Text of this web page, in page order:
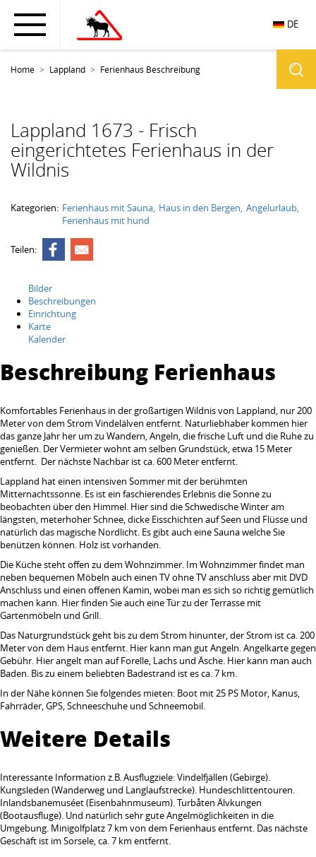
DE
Home Lappland Ferienhaus Beschreibung
Lappland 1673 - Frisch
eingerichtetes Ferienhaus in der
Wildnis
Kategorien: Ferienhaus mit Sauna Haus in den Bergen Angelurlaub
Ferienhaus mit hund
Teilen:
Bilder
Beschreibungen
Einrichtung
Karte
Kalender
Beschreibung Ferienhaus
Komfortables Ferienhaus in der großartigen Wildnis von Lappland, nur 200
Meter von dem Strom Vindelälven entfernt. Naturliebhaber kommen hier
das ganze Jahr her um zu Wandern, Angeln, die frische Luft und die Ruhe zu
genießen. Der Vermieter wohnt am selben Grundstück, etwa 15 Meter
entfernt. Der nächste Nachbar ist ca. 600 Meter entfernt.
Lappland hat einen intensiven Sommer mit der berühmten
Mitternachtssonne. Es ist ein faschierendes Erlebnis die Sonne zu
beobachten über den Himmel. Hier sind die Schwedische Winter am
längsten, meterhoher Schnee, dicke Eisschichten auf Seen und Flüsse und
natürlich das magische Nordlicht. Es gibt auch eine Sauna welche Sie
benützen können. Holz ist vorhanden.
Die Küche steht offen zu dem Wohnzimmer. Im Wohnzimmer findet man
neben bequemen Möbeln auch einen TV ohne TV anschluss aber mit DVD
Anschluss und einen offenen Kamin, wobei man es sich so richtig gemütlich
machen kann. Hier finden Sie auch eine Tür zu der Terrasse mit
Gartenmöbeln und Grill.
Das Naturgrundstück geht bis zu dem Strom hinunter, der Strom ist ca. 200
Meter von dem Haus entfernt. Hier kann man gut Angeln. Angelkarte gegen
Gebühr. Hier angelt man auf Forelle, Lachs und Äsche. Hier kann man auch
Baden. Bis zu einem beliebten Badestrand ist es ca. 7 km.
In der Nähe können Sie folgendes mieten: Boot mit 25 PS Motor, Kanus,
Fahrräder, GPS, Schneeschuhe und Schneemobil.
Weitere Details
Interessante Information z.B. Ausflugziele: Vindelfjällen (Gebirge).
Kungsleden (Wanderweg und Langlaufstrecke). Hundeschlittentouren.
Inlandsbanemuséet (Eisenbahnmuseum). Turbåten Älvkungen
(Bootausfluge). Und natürlich sehr gute Angelmöglichkeiten in die
Umgebung. Minigolfplatz 7 km von dem Ferienhaus entfernt. Das nächste
Geschäft ist im Sorsele, ca. 7 km entfernt.